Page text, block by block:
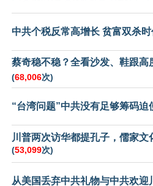
中共个税反常高增长 贫富双杀
蔡奇稳不稳？全看沙发、鞋跟高
(68,006次)
“台湾问题”中共没有足够筹码迫
川普两次访华都提孔子，儒家
(53,099次)
从美国丢弃中共礼物与中共欢迎